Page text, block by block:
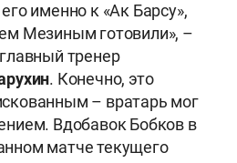
именно к «Ак Барсу»,
Мезиным готовили», –
тренер
. Конечно, это
– вратарь мог
Вдобавок Бобков в
матче текущего